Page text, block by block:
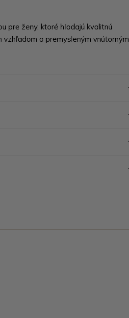
pre ženy, ktoré hľadajú kvalitnú
vzhľadom a premysleným vnútorným